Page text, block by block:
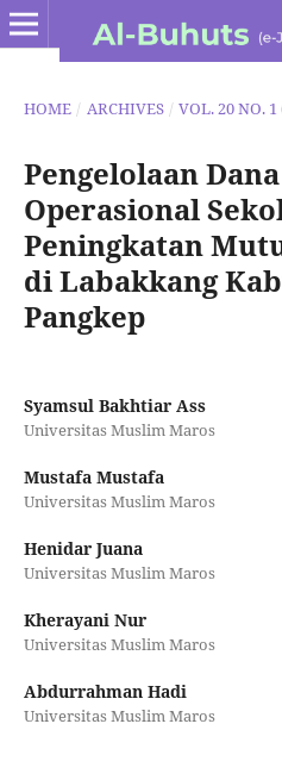
HOME / ARCHIVES / VOL. 20 NO.
Pengelolaan
Operasional
Peningkatan
di Labakkang
Pangkep
Syamsul Bakhtiar Ass
Universitas Muslim Maros
Mustafa Mustafa
Universitas Muslim Maros
Henidar Juana
Universitas Muslim Maros
Kherayani Nur
Universitas Muslim Maros
Abdurrahman Hadi
Universitas Muslim Maros